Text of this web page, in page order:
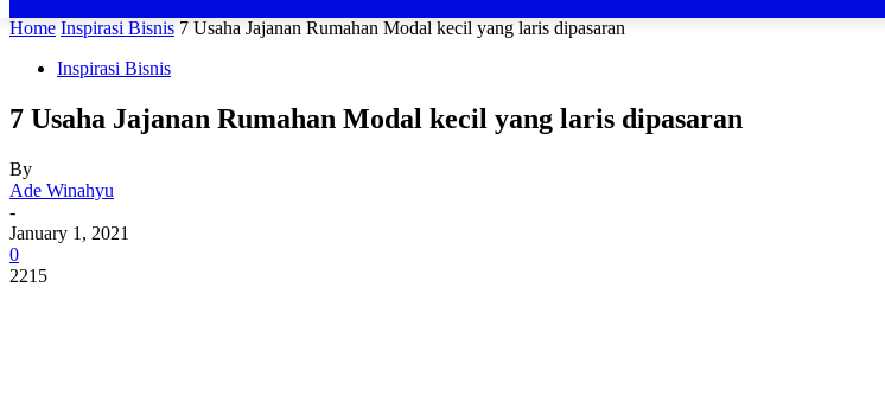
Home Inspirasi Bisnis 7 Usaha Jajanan Rumahan Modal kecil yang laris dipasaran
Inspirasi Bisnis
7 Usaha Jajanan Rumahan Modal kecil yang laris dipasaran
By
Ade Winahyu
-
January 1, 2021
0
2215